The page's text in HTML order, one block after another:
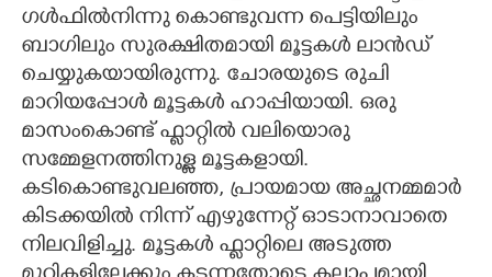
ഗൾഫിൽനിന്നു കൊണ്ടുവന്ന പെട്ടിയിലും
ബാഗിലും സുരക്ഷിതമായി മൂട്ടകൾ ലാൻഡ്
ചെയ്യുകയായിരുന്നു. ചോരയുടെ രുചി
മാറിയപ്പോൾ മൂട്ടകൾ ഹാപ്പിയായി. ഒരു
മാസംകൊണ്ട് ഫ്ലാറ്റിൽ വലിയൊരു
സമ്മേളനത്തിനുള്ള മൂട്ടകളായി.
കടികൊണ്ടുവലഞ്ഞ, പ്രായമായ അച്ഛനമ്മമാർ
കിടക്കയിൽ നിന്ന് എഴുന്നേറ്റ് ഓടാനാവാതെ
നിലവിളിച്ചു. മൂട്ടകൾ ഫ്ലാറ്റിലെ അടുത്ത